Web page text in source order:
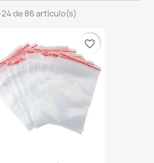
de 86 artículo(s)
favorite_border